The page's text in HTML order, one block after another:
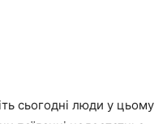
сьогодні люди у цьому